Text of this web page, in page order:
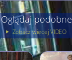
Oglądaj podobne
Zobacz więcej VIDEO